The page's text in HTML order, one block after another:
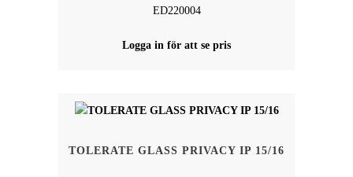
‌ED220004
Logga in för att se pris
TOLERATE GLASS PRIVACY IP 15/16